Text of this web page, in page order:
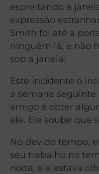
espreitando à
expressão
Smith foi até a
ninguém lá, e não
sob a janela.
Este incidente o
a semana seguinte
amigo e obter
ele. Ele soube que
No devido tempo,
seu trabalho no
noite, ele estava